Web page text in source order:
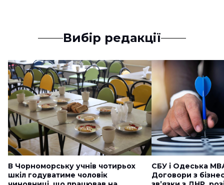
Вибір редакції
В Чорноморську учнів чотирьох
шкіл годуватиме чоловік
СБУ і Одеська
Договори з